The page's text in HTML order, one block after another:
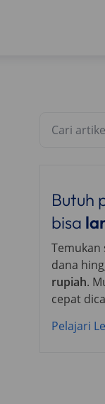
Butuh
bisa
Temukan
dana
rupiah.
cepat
Pelajari